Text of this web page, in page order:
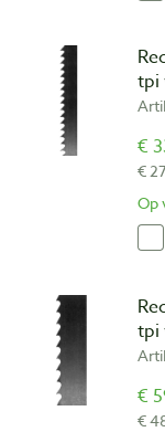
tpi
€
€
Op
tpi
€
€